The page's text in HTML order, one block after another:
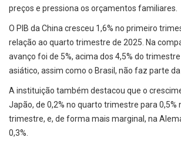
preços e pressiona os orçamentos familiares.
O PIB da China cresceu 1,6% no primeiro
relação ao quarto trimestre de 2025. Na
avanço foi de 5%, acima dos 4,5% do
asiático, assim como o Brasil, não faz parte da
A instituição também destacou que o
Japão, de 0,2% no quarto trimestre para 0,5%
trimestre, e, de forma mais marginal, na
0,3%.